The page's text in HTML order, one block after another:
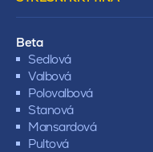
Beta
Sedlová
Valbová
Polovalbová
Stanová
Mansardová
Pultová